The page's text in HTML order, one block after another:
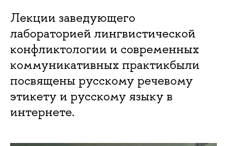
Лекции заведующего
лабораторией лингвистической
конфликтологии и современных
коммуникативных практикбыли
посвящены русскому речевому
этикету и русскому языку в
интернете.